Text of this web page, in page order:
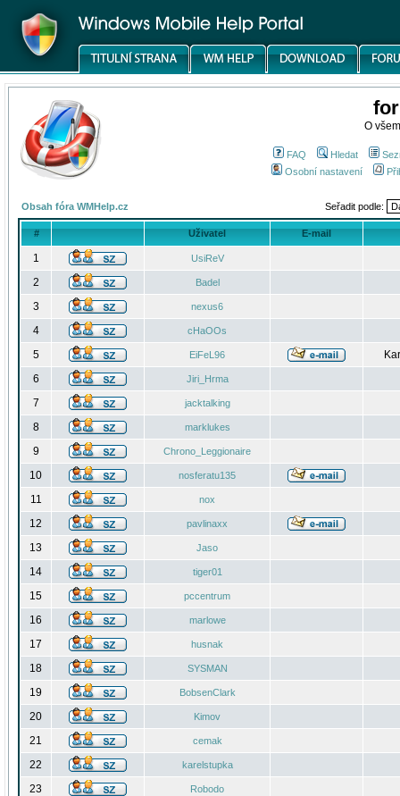
O
FAQ Hledat
Osobní nastavení
Obsah fóra WMHelp.cz Seřadit podle:
# Uživatel E-mail
1 UsiReV
2 Badel
3 nexus6
4 cHaOOs
5 EiFeL96
6
Jiri_Hrma
7 jacktalking
8 marklukes
9 Chrono_Leggionaire
10 nosferatu135
11 nox
12 pavlinaxx
13 Jaso
14 tiger01
15 pccentrum
16 marlowe
17 husnak
18 SYSMAN
19 BobsenClark
20 Kimov
21 cemak
22 karelstupka
23 Robodo